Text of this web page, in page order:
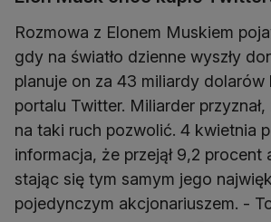
Rozmowa z Elonem Muskiem
gdy na światło dzienne wyszły
planuje on za 43 miliardy dolarów
portalu Twitter. Miliarder
na taki ruch pozwolić. 4 kwietnia
informacja, że przejął 9,2 procent
stając się tym samym jego
pojedynczym akcjonariuszem. -